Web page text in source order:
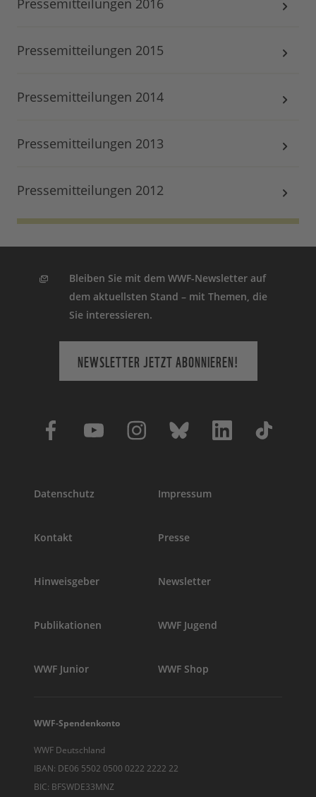
Pressemitteilungen 2016
Pressemitteilungen 2015
Pressemitteilungen 2014
Pressemitteilungen 2013
Pressemitteilungen 2012
Bleiben Sie mit dem WWF-Newsletter auf
dem aktuellsten Stand – mit Themen, die
Sie interessieren.
NEWSLETTER JETZT ABONNIEREN!
Datenschutz Impressum
Kontakt Presse
Hinweisgeber Newsletter
Publikationen WWF Jugend
WWF Junior WWF Shop
WWF-Spendenkonto
WWF Deutschland
IBAN: DE06 5502 0500 0222 2222 22
BIC: BFSWDE33MNZ